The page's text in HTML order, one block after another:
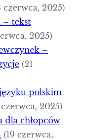
czerwca, 2025)
– tekst
2025)
–
(21
polskim
2025)
dla chłopców
(19 czerwca,